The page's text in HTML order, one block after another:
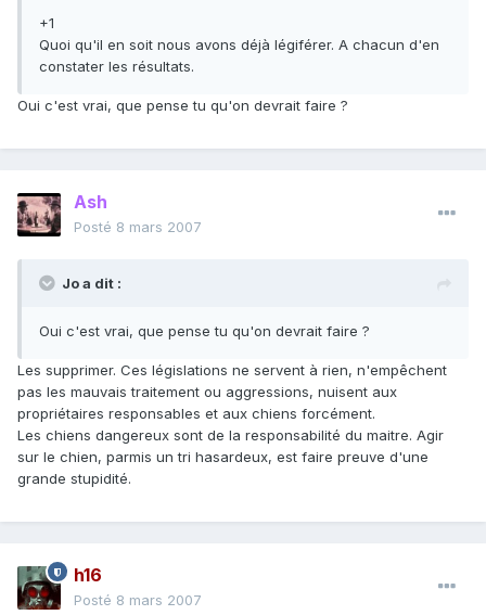
+1
Quoi qu'il en soit nous avons déjà légiférer. A chacun d'en
constater les résultats.
Oui c'est vrai, que pense tu qu'on devrait faire ?
Ash
Posté 8 mars 2007
Jo a dit :
Oui c'est vrai, que pense tu qu'on devrait faire ?
Les supprimer. Ces législations ne servent à rien, n'empêchent
pas les mauvais traitement ou aggressions, nuisent aux
propriétaires responsables et aux chiens forcément.
Les chiens dangereux sont de la responsabilité du maitre. Agir
sur le chien, parmis un tri hasardeux, est faire preuve d'une
grande stupidité.
h16
Posté 8 mars 2007